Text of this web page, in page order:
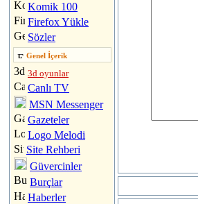
Komik 100
Firefox Yükle
Sözler
Genel İçerik
3d oyunlar
Canlı TV
MSN Messenger
Gazeteler
Logo Melodi
Site Rehberi
Güvercinler
Burçlar
Haberler